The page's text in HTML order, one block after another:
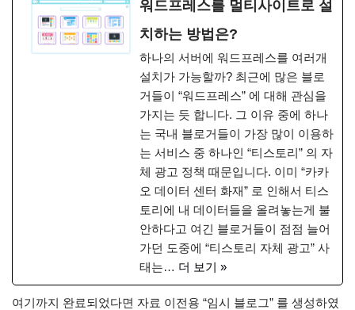
워드프레스를 멀티사이트로 설
치하는 방법은?
하나의 서버에 워드프레스를 여러개
설치가 가능할까? 최근에 많은 블로
거들이 “워드프레스” 에 대해 관심을
가지는 듯 합니다. 그 이유 중에 하나
는 국내 블로거들이 가장 많이 이용하
는 서비스 중 하나인 “티스토리” 의 자
체 광고 정책 때문입니다. 이미 “카카
오 데이터 센터 화재” 로 인해서 티스
토리에 내 데이터들을 올려놓는게 불
안하다고 여긴 블로거들이 점점 늘어
가던 도중에 “티스토리 자체 광고” 사
태는… 더 보기 »
여기까지 완료되었다면 자료 이전용 “임시 블로그” 를 생성하였